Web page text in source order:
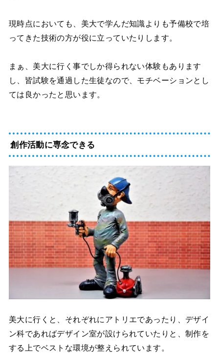
現時点においても、美大で学んだ知識よりも予備校で培
ってきた技術の方が役に立っていたりします。
まぁ、美大に行く事でしか得られない体験もあります
し、皆試験を通過した生徒なので、モチベーションとし
ては良かったと思います。
創作活動に専念できる
美大に行くと、それぞれにアトリエであったり、デザイ
ン科であればデザイン室が設けられていたりと、制作を
する上でベストな環境が整えられています。